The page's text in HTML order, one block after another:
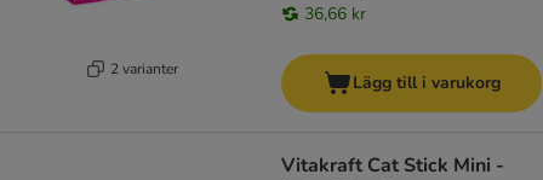
2 varianter
36,66 kr
Lägg till i varukorg
Vitakraft Cat Stick Mini -